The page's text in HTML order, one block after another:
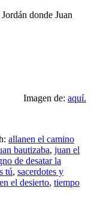
donde Juan
Imagen de: aquí.
allanen el camino
bautizaba, juan el
de desatar la
tú, sacerdotes y
el desierto, tiempo